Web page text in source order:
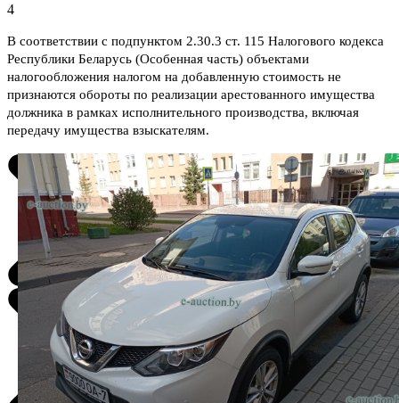
4
В соответствии с подпунктом 2.30.3 ст. 115 Налогового кодекса
Республики Беларусь (Особенная часть) объектами
налогообложения налогом на добавленную стоимость не
признаются обороты по реализации арестованного имущества
должника в рамках исполнительного производства, включая
передачу имущества взыскателям.